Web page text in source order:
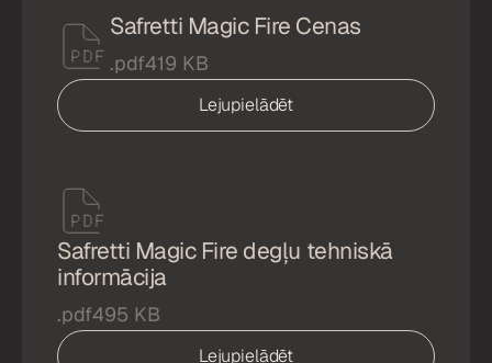
Safretti Magic Fire Cenas
.pdf419 KB
Lejupielādēt
Safretti Magic Fire degļu tehniskā
informācija
.pdf495 KB
Lejupielādēt